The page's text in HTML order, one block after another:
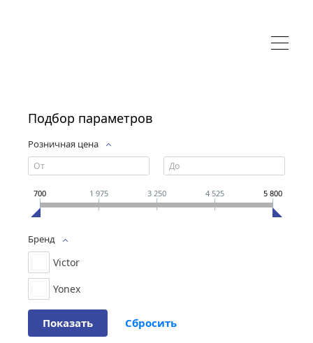
Подбор параметров
Розничная цена
700 1 975 3 250 4 525 5 800
Бренд
Victor
Yonex